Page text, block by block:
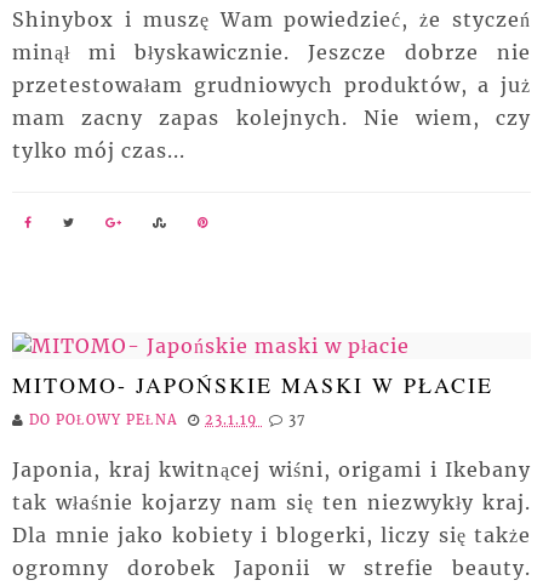
Shinybox i muszę Wam powiedzieć, że styczeń
minął mi błyskawicznie. Jeszcze dobrze nie
przetestowałam grudniowych produktów, a już
mam zacny zapas kolejnych. Nie wiem, czy
tylko mój czas...
MITOMO- JAPOŃSKIE MASKI W PŁACIE
DO POŁOWY PEŁNA 23.1.19 37
Japonia, kraj kwitnącej wiśni, origami i Ikebany
tak właśnie kojarzy nam się ten niezwykły kraj.
Dla mnie jako kobiety i blogerki, liczy się także
ogromny dorobek Japonii w strefie beauty.